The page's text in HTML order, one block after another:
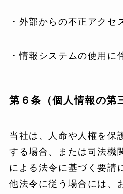
・外部からの不正アクセ
・情報システムの使用に
第６条（個人情報の第
当社は、人命や人権を保
する場合、または司法機
による法令に基づく要請
他法令に従う場合には、